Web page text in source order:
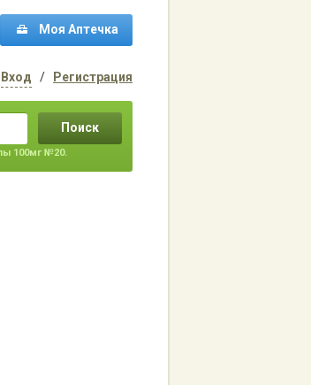
Моя Аптечка
Вход / Регистрация
Поиск
100мг №20.